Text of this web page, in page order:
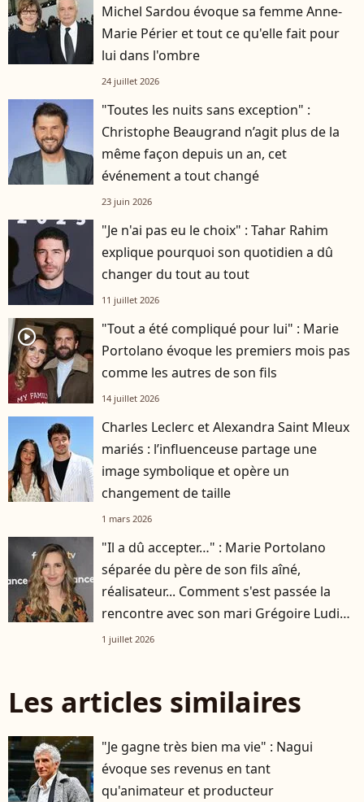
Michel Sardou évoque sa femme Anne-
Marie Périer et tout ce qu'elle fait pour
lui dans l'ombre
24 juillet 2026
"Toutes les nuits sans exception" :
Christophe Beaugrand n’agit plus de la
même façon depuis un an, cet
événement a tout changé
23 juin 2026
"Je n'ai pas eu le choix" : Tahar Rahim
explique pourquoi son quotidien a dû
changer du tout au tout
11 juillet 2026
player2
"Tout a été compliqué pour lui" : Marie
Portolano évoque les premiers mois pas
comme les autres de son fils
14 juillet 2026
Charles Leclerc et Alexandra Saint Mleux
mariés : l’influenceuse partage une
image symbolique et opère un
changement de taille
1 mars 2026
"Il a dû accepter…" : Marie Portolano
séparée du père de son fils aîné,
réalisateur... Comment s'est passée la
rencontre avec son mari Grégoire Ludig
?1 juillet 2026
Les articles similaires
"Je gagne très bien ma vie" : Nagui
évoque ses revenus en tant
qu'animateur et producteur